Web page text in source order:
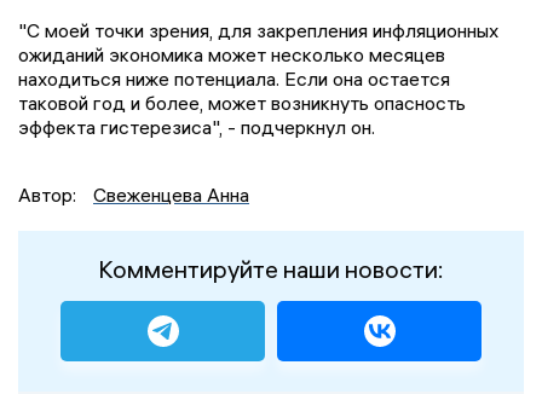
"С моей точки зрения, для закрепления инфляционных
ожиданий экономика может несколько месяцев
находиться ниже потенциала. Если она остается
таковой год и более, может возникнуть опасность
эффекта гистерезиса", - подчеркнул он.
Автор: Свеженцева Анна
Комментируйте наши новости: